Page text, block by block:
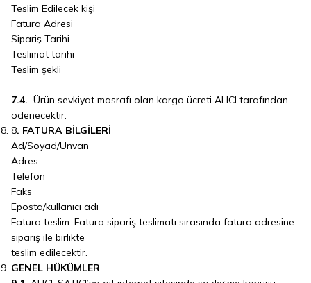
Teslim Edilecek kişi
Fatura Adresi
Sipariş Tarihi
Teslimat tarihi
Teslim şekli
7.4. Ürün sevkiyat masrafı olan kargo ücreti ALICI tarafından
ödenecektir.
8. FATURA BİLGİLERİ
Ad/Soyad/Unvan
Adres
Telefon
Faks
Eposta/kullanıcı adı
Fatura teslim :Fatura sipariş teslimatı sırasında fatura adresine
sipariş ile birlikte
teslim edilecektir.
GENEL HÜKÜMLER